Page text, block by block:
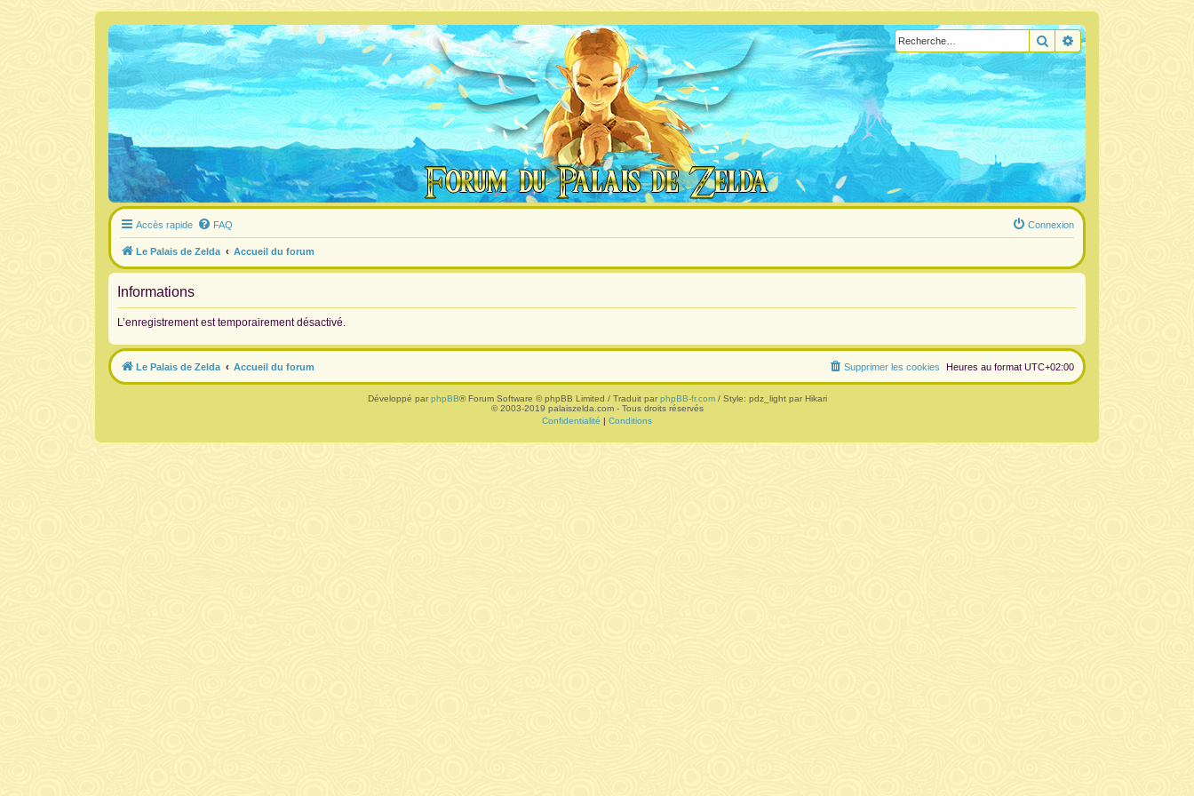
RechercherRecherche avancée
Accès rapide FAQ Connexion
Le Palais de Zelda Accueil du forum
Informations
L’enregistrement est temporairement désactivé.
Le Palais de Zelda Accueil du forum Heures au format UTC+02:00
Supprimer les cookies
Développé par phpBB® Forum Software © phpBB Limited / Traduit par phpBB-fr.com/ Style: pdz_light par Hikari
© 2003-2019 palaiszelda.com - Tous droits réservés
Confidentialité | Conditions